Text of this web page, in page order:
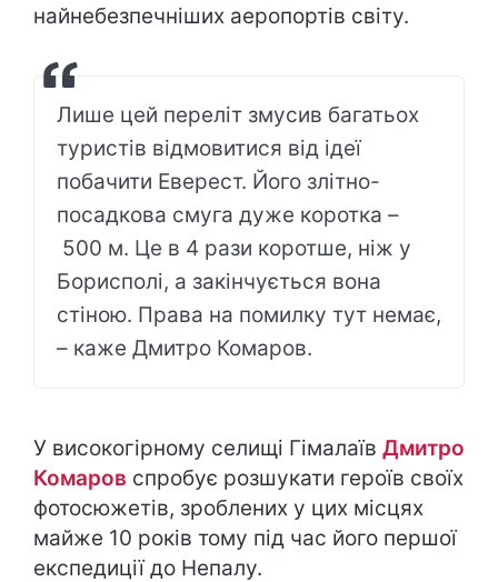
найнебезпечніших аеропортів світу.
Лише цей переліт змусив багатьох
туристів відмовитися від ідеї
побачити Еверест. Його злітно-
посадкова смуга дуже коротка –
500 м. Це в 4 рази коротше, ніж у
Борисполі, а закінчується вона
стіною. Права на помилку тут немає,
– каже Дмитро Комаров.
У високогірному селищі Гімалаїв Дмитро
Комаров спробує розшукати героїв своїх
фотосюжетів, зроблених у цих місцях
майже 10 років тому під час його першої
експедиції до Непалу.